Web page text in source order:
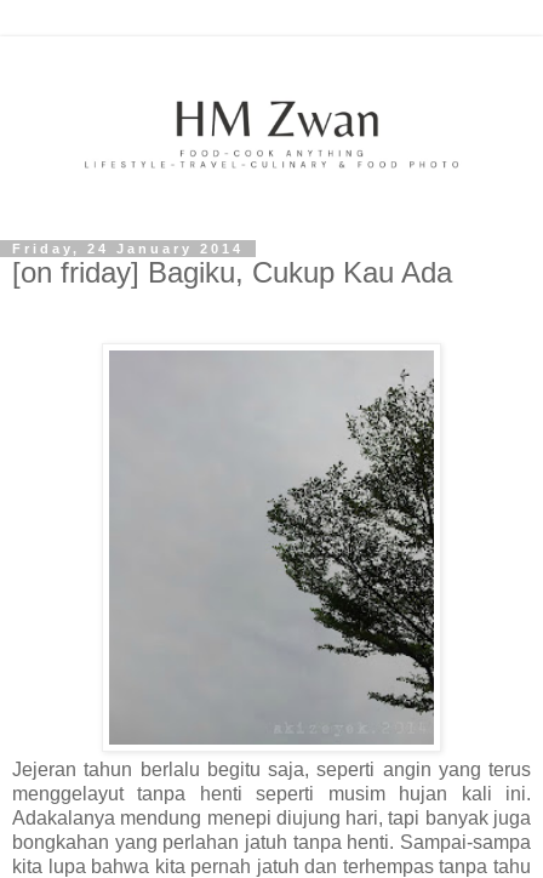
Friday, 24 January 2014
[on friday] Bagiku, Cukup Kau Ada
Jejeran tahun berlalu begitu saja, seperti angin yang terus
menggelayut tanpa henti seperti musim hujan kali ini.
Adakalanya mendung menepi diujung hari, tapi banyak juga
bongkahan yang perlahan jatuh tanpa henti. Sampai-sampa
kita lupa bahwa kita pernah jatuh dan terhempas tanpa tahu